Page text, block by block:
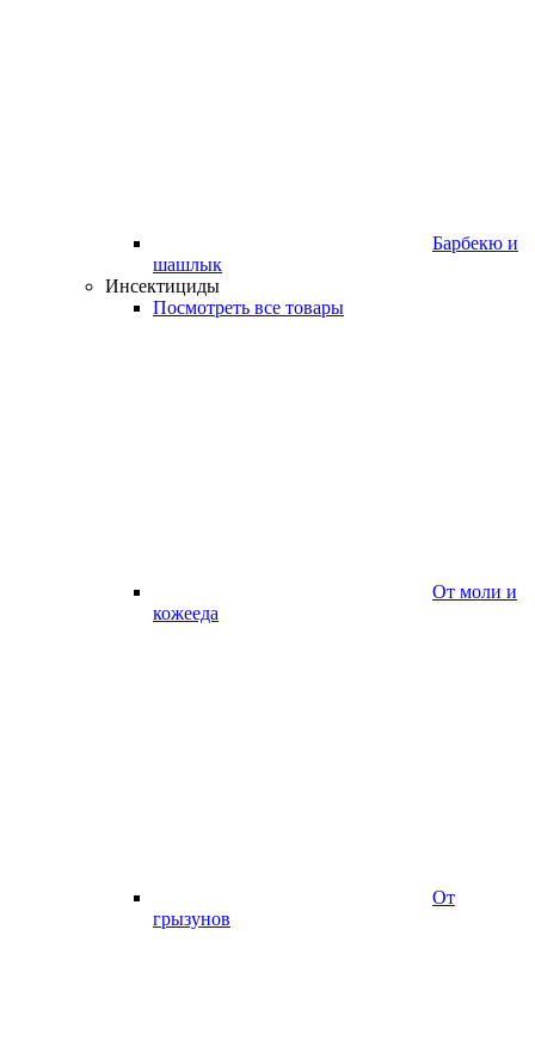
Барбекю и
шашлык
Инсектициды
Посмотреть все товары
От моли и
кожееда
От
грызунов